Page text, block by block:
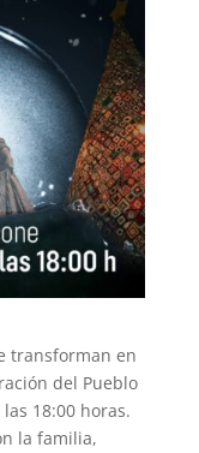
transforman en
del Pueblo
18:00 horas.
la familia,